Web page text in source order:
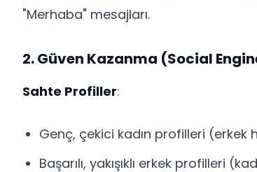
"Merhaba" mesajları.
2. Güven Kazanma (Social
Sahte Profiller:
Genç, çekici kadın profilleri (erkek
Başarılı, yakışıklı erkek profilleri